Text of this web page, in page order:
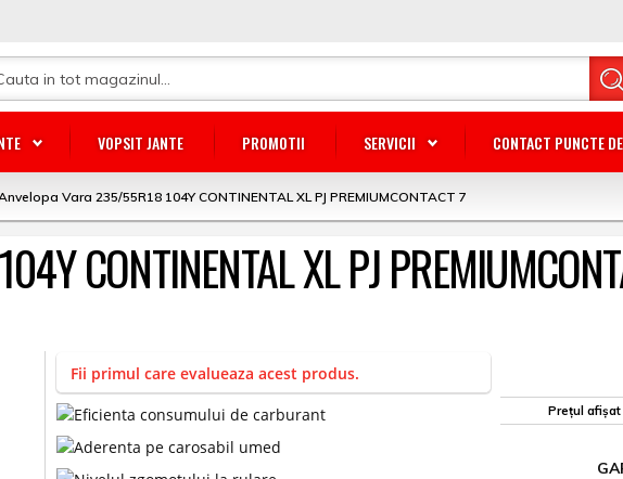
VOPSIT JANTE PROMOTII SERVICII CONTACT PUNCTE
Vara 235/55R18 104Y CONTINENTAL XL PJ PREMIUMCONTACT 7
CONTINENTAL XL PJ
Fii primul care evalueaza acest produs.
Prețul afișat